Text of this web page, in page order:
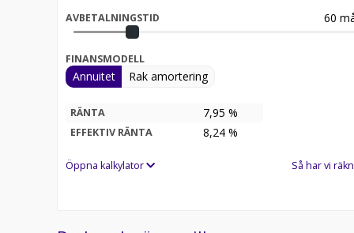
AVBETALNINGSTID 60
FINANSMODELL
Annuitet Rak amortering
RÄNTA 7,95 %
EFFEKTIV RÄNTA 8,24 %
Öppna kalkylator Så har vi